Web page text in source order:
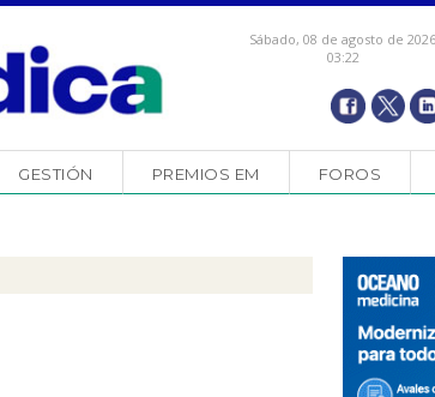
Sábado, 08 de agosto de 2026
03:22
GESTIÓN PREMIOS EM FOROS